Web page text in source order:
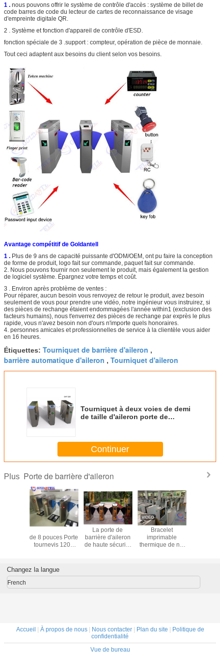
1 . nous pouvons offrir le système de contrôle d'accès : système de billet de
code barres de code du lecteur de cartes de reconnaissance de visage
d'empreinte digitale QR.
2 . Système et fonction d'appareil de contrôle d'ESD.
fonction spéciale de 3 .support : compteur, opération de pièce de monnaie.
Tout ceci adaptent aux besoins du client selon vos besoins.
Avantage compétitif de Goldantell
1 . Plus de 9 ans de capacité puissante d'ODM/OEM, ont pu faire la conception
de forme de produit, logo fait sur commande, paquet fait sur commande.
2. Nous pouvons fournir non seulement le produit, mais également la gestion
de logiciel système. Épargnez votre temps et coût.
3 . Environ après problème de ventes :
Pour réparer, aucun besoin vous renvoyez de retour le produit, avez besoin
seulement de vous pour prendre une vidéo, notre ingénieur vous instruirez, si
des pièces de rechange étaient endommagées l'année within1 (exclusion des
facteurs humains), nous t'enverrez des pièces de rechange par exprès le plus
rapide, vous n'avez besoin non d'ours n'importe quels honoraires.
4. personnes amicales et professionnelles de service à la clientèle vous aider
en 16 heures.
Étiquettes: Tourniquet de barrière d'aileron ,
barrière automatique d'aileron , Tourniquet d'aileron
Tourniquet à deux voies de demi
de taille d'aileron porte de
Continuer
Plus Porte de barrière d'aileron
et
de
de 8 pouces Porte
tournevis 1200
La porte de
barrière d'aileron
de haute sécurité
menée variable
Bracelet
imprimable
thermique de nfc
de la Chine de
d'acier inoxydable
d'accès
Changez la langue
French
Accueil À propos de nous| Nous contacter| Plan du site
Politique de
confidentialité
Vue de bureau